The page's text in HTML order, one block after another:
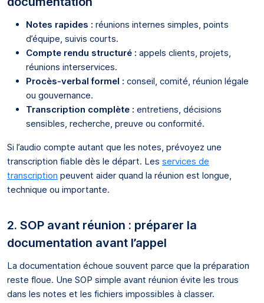
Notes rapides : réunions internes simples, points
d’équipe, suivis courts.
Compte rendu structuré : appels clients, projets,
réunions interservices.
Procès-verbal formel : conseil, comité, réunion légale
ou gouvernance.
Transcription complète : entretiens, décisions
sensibles, recherche, preuve ou conformité.
Si l’audio compte autant que les notes, prévoyez une
transcription fiable dès le départ. Les services de
transcription peuvent aider quand la réunion est longue,
technique ou importante.
2. SOP avant réunion : préparer la
documentation avant l’appel
La documentation échoue souvent parce que la préparation
reste floue. Une SOP simple avant réunion évite les trous
dans les notes et les fichiers impossibles à classer.